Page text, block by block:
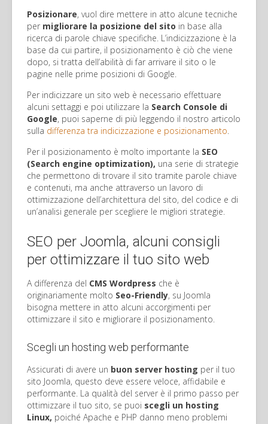
Posizionare, vuol dire mettere in atto alcune tecniche
per migliorare la posizione del sito in base alla
ricerca di parole chiave specifiche. L’indicizzazione è la
base da cui partire, il posizionamento è ciò che viene
dopo, si tratta dell’abilità di far arrivare il sito o le
pagine nelle prime posizioni di Google.
Per indicizzare un sito web è necessario effettuare
alcuni settaggi e poi utilizzare la Search Console di
Google, puoi saperne di più leggendo il nostro articolo
sulla differenza tra indicizzazione e posizionamento.
Per il posizionamento è molto importante la SEO
(Search engine optimization), una serie di strategie
che permettono di trovare il sito tramite parole chiave
e contenuti, ma anche attraverso un lavoro di
ottimizzazione dell’architettura del sito, del codice e di
un’analisi generale per scegliere le migliori strategie.
SEO per Joomla, alcuni consigli
per ottimizzare il tuo sito web
A differenza del CMS Wordpress che è
originariamente molto Seo-Friendly, su Joomla
bisogna mettere in atto alcuni accorgimenti per
ottimizzare il sito e migliorare il posizionamento.
Scegli un hosting web performante
Assicurati di avere un buon server hosting per il tuo
sito Joomla, questo deve essere veloce, affidabile e
performante. La qualità del server è il primo passo per
ottimizzare il tuo sito, se puoi scegli un hosting
Linux, poiché Apache e PHP danno meno problemi